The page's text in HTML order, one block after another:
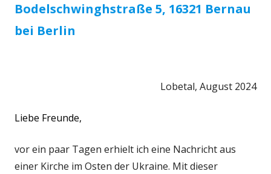
Bodelschwinghstraße 5, 16321 Bernau
bei Berlin
Lobetal, August 2024
Liebe Freunde,
vor ein paar Tagen erhielt ich eine Nachricht aus
einer Kirche im Osten der Ukraine. Mit dieser